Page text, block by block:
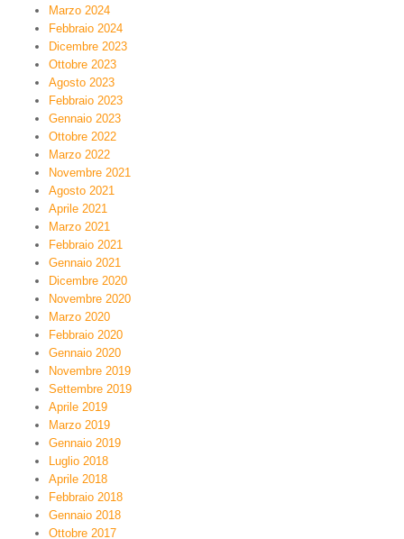
Marzo 2024
Febbraio 2024
Dicembre 2023
Ottobre 2023
Agosto 2023
Febbraio 2023
Gennaio 2023
Ottobre 2022
Marzo 2022
Novembre 2021
Agosto 2021
Aprile 2021
Marzo 2021
Febbraio 2021
Gennaio 2021
Dicembre 2020
Novembre 2020
Marzo 2020
Febbraio 2020
Gennaio 2020
Novembre 2019
Settembre 2019
Aprile 2019
Marzo 2019
Gennaio 2019
Luglio 2018
Aprile 2018
Febbraio 2018
Gennaio 2018
Ottobre 2017